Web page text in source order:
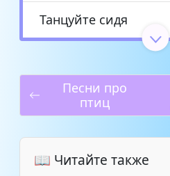
Танцуйте сидя
Жевательная история
Как кричит крокодил
Злодеи Кащей
Песни про
птиц
📖 Читайте также